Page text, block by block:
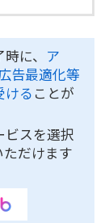
に、 ア
告最適化等
ける ことが
ビスを選択
ただけます